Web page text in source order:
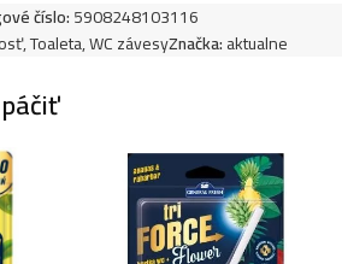
číslo:5908248103116
,Toaleta,WC závesyZnačka:aktualne